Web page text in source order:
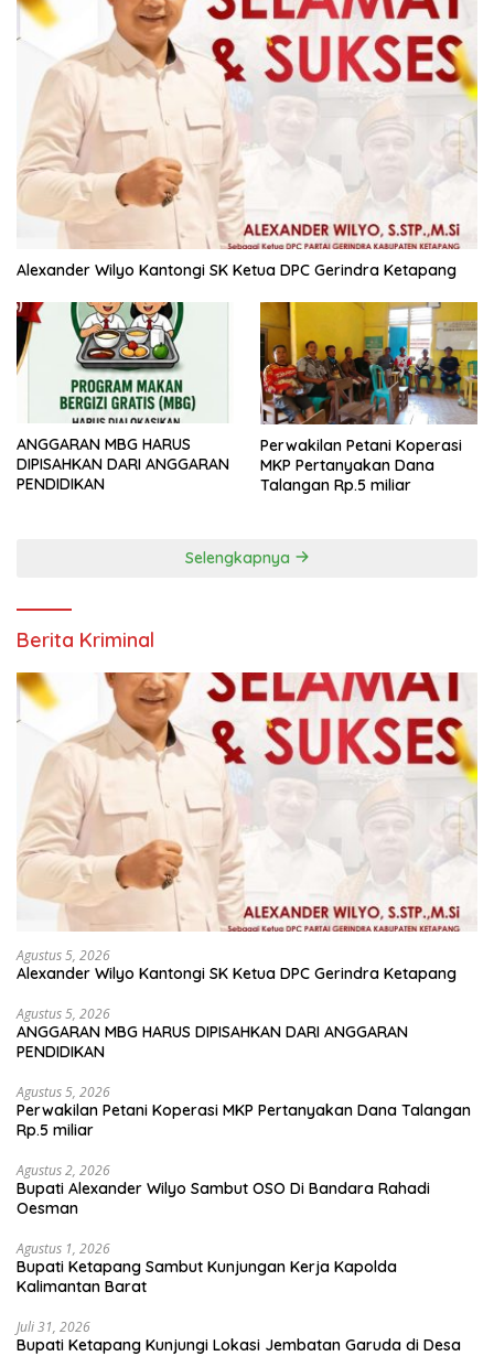
Alexander Wilyo Kantongi SK Ketua DPC Gerindra Ketapang
ANGGARAN MBG HARUS
DIPISAHKAN DARI ANGGARAN
PENDIDIKAN
Perwakilan Petani Koperasi
MKP Pertanyakan Dana
Talangan Rp.5 miliar
Selengkapnya
Berita Kriminal
Agustus 5, 2026
Alexander Wilyo Kantongi SK Ketua DPC Gerindra Ketapang
Agustus 5, 2026
ANGGARAN MBG HARUS DIPISAHKAN DARI ANGGARAN
PENDIDIKAN
Agustus 5, 2026
Perwakilan Petani Koperasi MKP Pertanyakan Dana Talangan
Rp.5 miliar
Agustus 2, 2026
Bupati Alexander Wilyo Sambut OSO Di Bandara Rahadi
Oesman
Agustus 1, 2026
Bupati Ketapang Sambut Kunjungan Kerja Kapolda
Kalimantan Barat
Juli 31, 2026
Bupati Ketapang Kunjungi Lokasi Jembatan Garuda di Desa